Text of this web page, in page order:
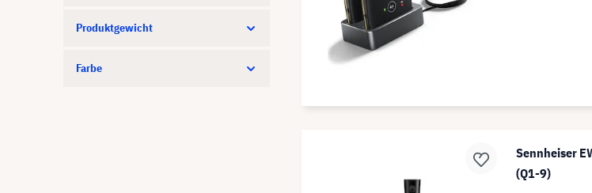
Produktgewicht
Farbe
Sennheiser
(Q1-9)